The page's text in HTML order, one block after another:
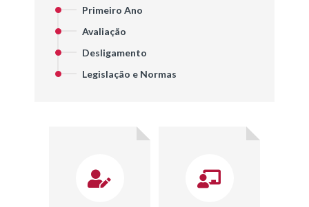
Primeiro Ano
Avaliação
Desligamento
Legislação e Normas